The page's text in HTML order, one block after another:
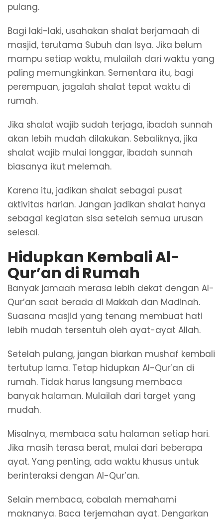
pulang.
Bagi laki-laki, usahakan shalat berjamaah di
masjid, terutama Subuh dan Isya. Jika belum
mampu setiap waktu, mulailah dari waktu yang
paling memungkinkan. Sementara itu, bagi
perempuan, jagalah shalat tepat waktu di
rumah.
Jika shalat wajib sudah terjaga, ibadah sunnah
akan lebih mudah dilakukan. Sebaliknya, jika
shalat wajib mulai longgar, ibadah sunnah
biasanya ikut melemah.
Karena itu, jadikan shalat sebagai pusat
aktivitas harian. Jangan jadikan shalat hanya
sebagai kegiatan sisa setelah semua urusan
selesai.
Hidupkan Kembali Al-
Qur’an di Rumah
Banyak jamaah merasa lebih dekat dengan Al-
Qur’an saat berada di Makkah dan Madinah.
Suasana masjid yang tenang membuat hati
lebih mudah tersentuh oleh ayat-ayat Allah.
Setelah pulang, jangan biarkan mushaf kembali
tertutup lama. Tetap hidupkan Al-Qur’an di
rumah. Tidak harus langsung membaca
banyak halaman. Mulailah dari target yang
mudah.
Misalnya, membaca satu halaman setiap hari.
Jika masih terasa berat, mulai dari beberapa
ayat. Yang penting, ada waktu khusus untuk
berinteraksi dengan Al-Qur’an.
Selain membaca, cobalah memahami
maknanya. Baca terjemahan ayat. Dengarkan